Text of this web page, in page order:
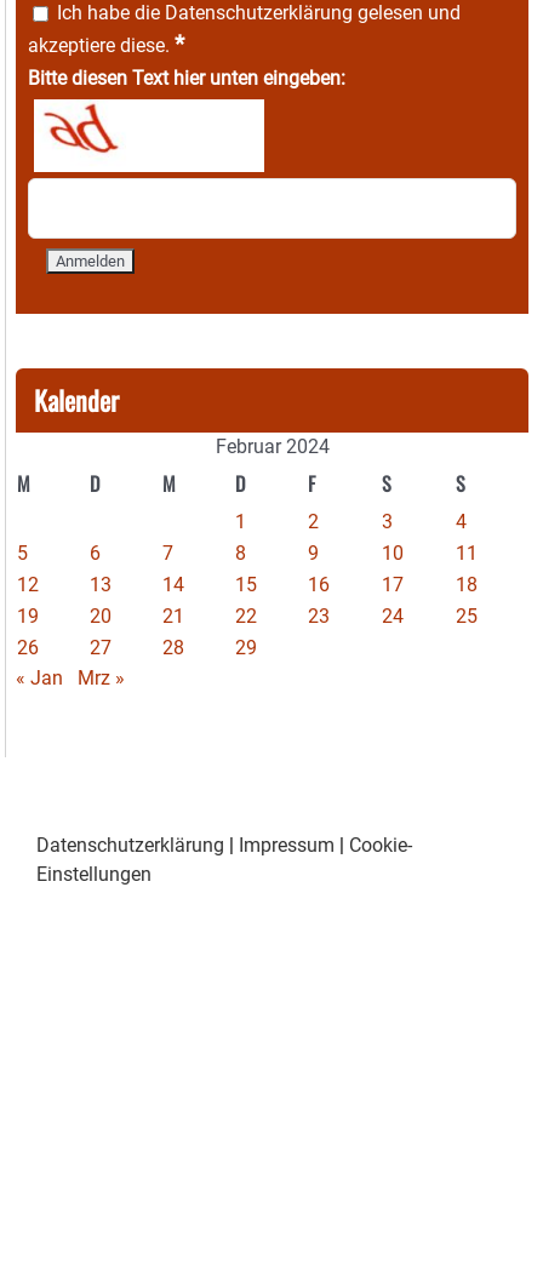
Ich habe die Datenschutzerklärung gelesen und
akzeptiere diese. *
Bitte diesen Text hier unten eingeben:
Kalender
Februar 2024
M D M D F S S
1 2 3
4
5
6 7 8 9 10
11
12
13 14 15 16 17
18
19
20 21 22 23 24
25
26
27 28
29
« Jan
Mrz »
Datenschutzerklärung | Impressum | Cookie-
Einstellungen